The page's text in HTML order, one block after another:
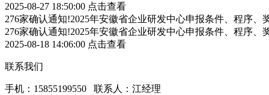
2025-08-27 18:50:00 点击查看
276家确认通知!2025年安徽省企业研发中心申报条件、程序、
276家确认通知!2025年安徽省企业研发中心申报条件、程序、
2025-08-18 14:06:00 点击查看
联系我们
手机：15855199550 联系人：江经理